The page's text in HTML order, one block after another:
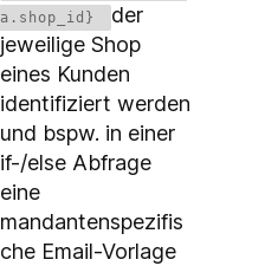
a.shop_id}
der
jeweilige Shop
eines Kunden
identifiziert werden
und bspw. in einer
if-/else Abfrage
eine
mandantenspezifis
che Email-Vorlage